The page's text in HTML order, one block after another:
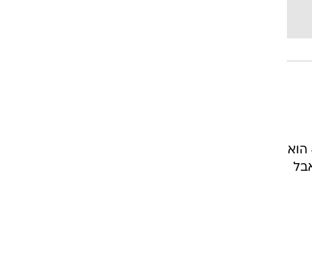
אז מיהו האיש שאחראי לתחזק את שערות ראשה של של הגברת הראשונה? יניב מלכה בן ה-41 הוא
את הזוג כבר 12 שנה, אבל